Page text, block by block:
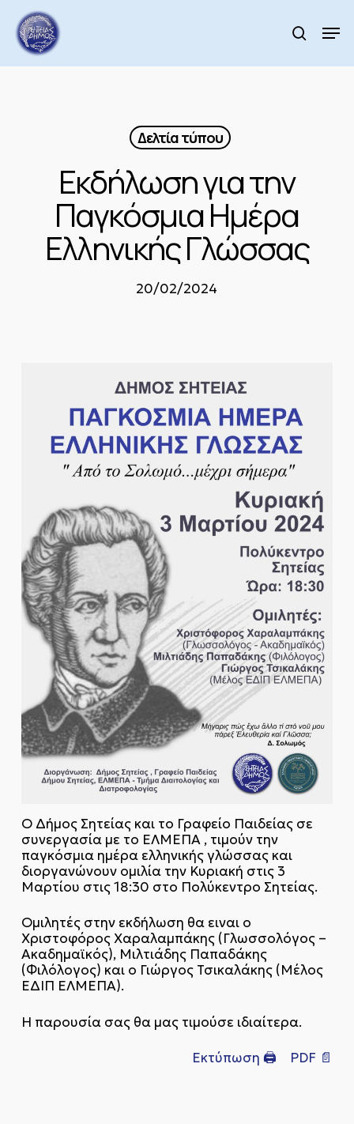
main
content
search
Δελτία τύπου
Εκδήλωση για την
Παγκόσμια Ημέρα
Ελληνικής Γλώσσας
20/02/2024
Ο Δήμος Σητείας και το Γραφείο Παιδείας σε
συνεργασία με το ΕΛΜΕΠΑ , τιμούν την
παγκόσμια ημέρα ελληνικής γλώσσας και
διοργανώνουν ομιλία την Κυριακή στις 3
Μαρτίου στις 18:30 στο Πολύκεντρο Σητείας.
Ομιλητές στην εκδήλωση θα ειναι ο
Χριστοφόρος Χαραλαμπάκης (Γλωσσολόγος –
Ακαδημαϊκός), Μιλτιάδης Παπαδάκης
(Φιλόλογος) και ο Γιώργος Τσικαλάκης (Μέλος
ΕΔΙΠ ΕΛΜΕΠΑ).
Η παρουσία σας θα μας τιμούσε ιδιαίτερα.
Εκτύπωση 🖨 PDF 📄
Menu